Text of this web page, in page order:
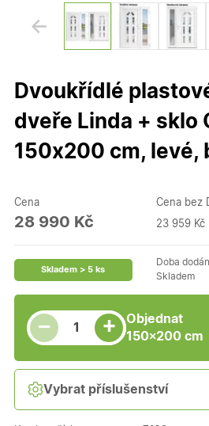
Dvoukřídlé
dveře Linda + sklo
150x200 cm, levé,
Cena
28 990 Kč
Cena bez
23 959 Kč
Skladem > 5 ks
Doba
Skladem
−
Snížit množství
Počet kusů +
Zvýšit množství
Objednat
150×200 cm
Vybrat příslušenství